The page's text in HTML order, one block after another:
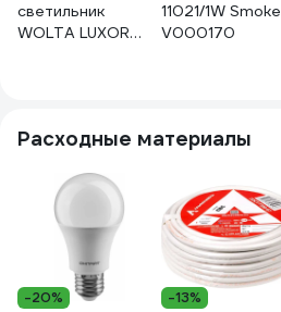
светильник
WOLTA LUXOR
11021/1W Smoke
V000170
Расходные материалы
-20% -13%